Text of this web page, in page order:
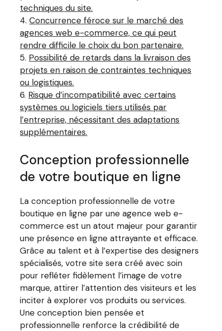
techniques du site.
Concurrence féroce sur le marché des
agences web e-commerce, ce qui peut
rendre difficile le choix du bon partenaire.
Possibilité de retards dans la livraison des
projets en raison de contraintes techniques
ou logistiques.
Risque d’incompatibilité avec certains
systèmes ou logiciels tiers utilisés par
l’entreprise, nécessitant des adaptations
supplémentaires.
Conception professionnelle
de votre boutique en ligne
La conception professionnelle de votre
boutique en ligne par une agence web e-
commerce est un atout majeur pour garantir
une présence en ligne attrayante et efficace.
Grâce au talent et à l’expertise des designers
spécialisés, votre site sera créé avec soin
pour refléter fidèlement l’image de votre
marque, attirer l’attention des visiteurs et les
inciter à explorer vos produits ou services.
Une conception bien pensée et
professionnelle renforce la crédibilité de